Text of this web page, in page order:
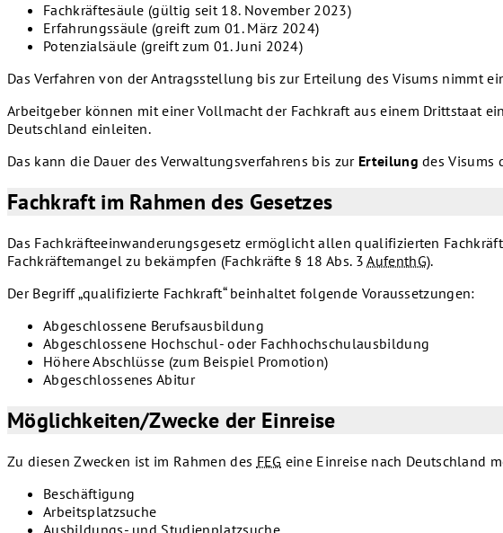
Fachkräftesäule (gültig seit 18. November 2023)
Erfahrungssäule (greift zum 01. März 2024)
Potenzialsäule (greift zum 01. Juni 2024)
Das Verfahren von der Antragsstellung bis zur Erteilung des Visums nimmt
Arbeitgeber können mit einer Vollmacht der Fachkraft aus einem Drittstaat ein
Deutschland einleiten.
Das kann die Dauer des Verwaltungsverfahrens bis zur Erteilung des Visums
Fachkraft im Rahmen des Gesetzes
Das Fachkräfteeinwanderungsgesetz ermöglicht allen qualifizierten
Fachkräftemangel zu bekämpfen (Fachkräfte § 18 Abs. 3AufenthG).
Der Begriff „qualifizierte Fachkraft“ beinhaltet folgende Voraussetzungen:
Abgeschlossene Berufsausbildung
Abgeschlossene Hochschul- oder Fachhochschulausbildung
Höhere Abschlüsse (zum Beispiel Promotion)
Abgeschlossenes Abitur
Möglichkeiten/Zwecke der Einreise
Zu diesen Zwecken ist im Rahmen des FEG eine Einreise nach Deutschland
Beschäftigung
Arbeitsplatzsuche
Ausbildungs- und Studienplatzsuche